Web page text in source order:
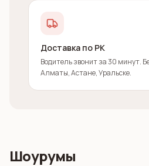
Доставка по РК
Водитель звонит за 30 минут.
Алматы, Астане, Уральске.
Шоурумы